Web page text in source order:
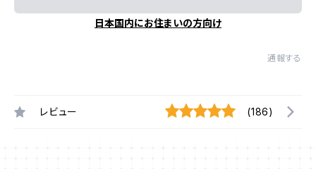
日本国内にお住まいの方向け
通報する
レビュー (186)